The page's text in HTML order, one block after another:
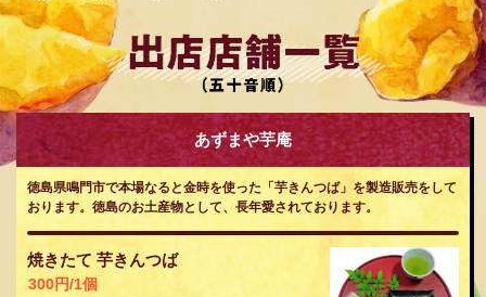
あずまや芋庵
徳島県鳴門市で本場なると金時を使った「芋きんつば」を製造販売をして
おります。徳島のお土産物として、長年愛されております。
焼きたて 芋きんつば
300円/1個